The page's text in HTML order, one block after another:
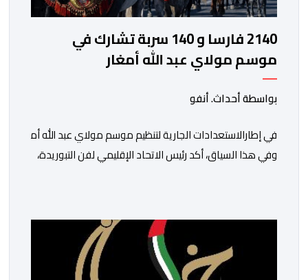
2140 فارسا و 140 سربة تشارك في
موسم مولاي عبد الله أمغار
بواسطة أحداث. أنفو
في إطارالاستعدادات الجارية لتنظيم موسم مولاي عبد الله
وفي هذا السياق، أكد رئيس الاتحاد الإقليمي لفن التبوريدة،
ولم تخل هذه الدورة من مؤشرات إيجابية على مستوى
وتبرز هذه الأرقام الحجم الكبير الذي باتت تعرفه
ومن المرتقب أن تعرف فعاليات الموسم إقبالا جماهيريا
واسعا،في ظل الشغف الكبير الذي يحظى به فن التبوريدة،